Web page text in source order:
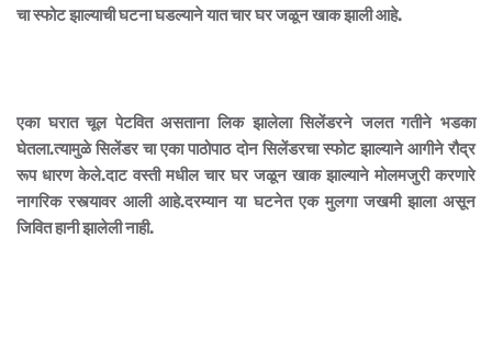
चा स्फोट झाल्याची घटना घडल्याने यात चार घर जळून खाक झाली आहे.
एका घरात चूल पेटवित असताना लिक झालेला सिलेंडरने जलत गतीने भडका
घेतला.त्यामुळे सिलेंडर चा एका पाठोपाठ दोन सिलेंडरचा स्फोट झाल्याने आगीने रौद्र
रूप धारण केले.दाट वस्ती मधील चार घर जळून खाक झाल्याने मोलमजुरी करणारे
नागरिक रस्त्यावर आली आहे.दरम्यान या घटनेत एक मुलगा जखमी झाला असून
जिवित हानी झालेली नाही.